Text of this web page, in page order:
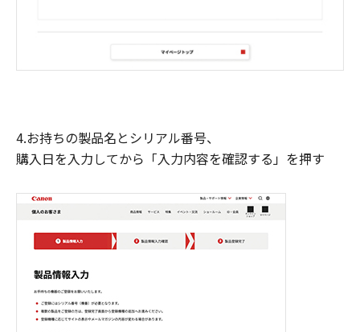
4.お持ちの製品名とシリアル番号、
購入日を入力してから「入力内容を確認する」を押す